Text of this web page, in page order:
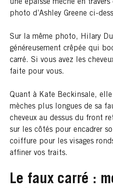
une épaisse mèche en
photo d’Ashley Greene ci-
Sur la même photo, Hilary
généreusement crêpée qui
carré. Si vous avez les
faite pour vous.
Quant à Kate Beckinsale,
mèches plus longues de sa
cheveux au dessus du front
sur les côtés pour encadrer
coiffure pour les visages
affiner vos traits.
Le faux carré :